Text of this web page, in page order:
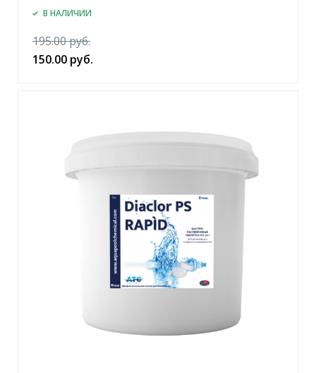
В НАЛИЧИИ
195.00 руб.
150.00 руб.